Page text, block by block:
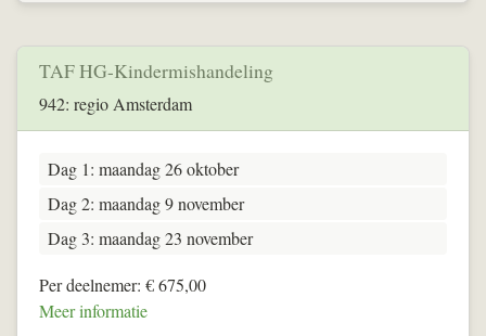
TAF HG-Kindermishandeling
942: regio Amsterdam
Dag 1: maandag 26 oktober
Dag 2: maandag 9 november
Dag 3: maandag 23 november
Per deelnemer: € 675,00
Meer informatie